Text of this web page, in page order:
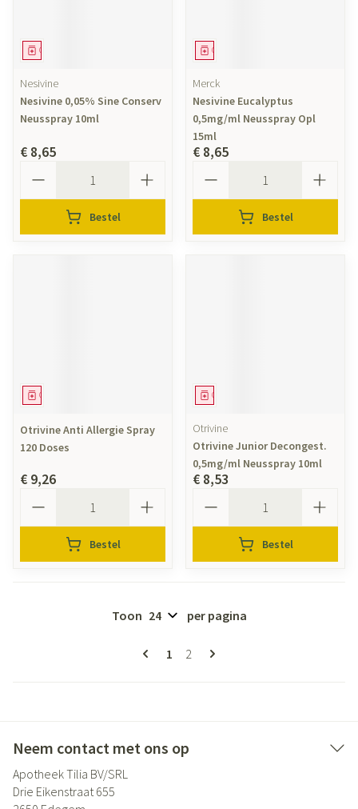
Geneesmiddel
Nesivine
Nesivine 0,05% Sine Conserv
Neusspray 10ml
€ 8,65
Bestel
Geneesmiddel
Merck
Nesivine Eucalyptus
0,5mg/ml Neusspray Opl
15ml
€ 8,65
Bestel
Geneesmiddel
Otrivine Anti Allergie Spray
120 Doses
€ 9,26
Bestel
Geneesmiddel
Otrivine
Otrivine Junior Decongest.
0,5mg/ml Neusspray 10ml
€ 8,53
Bestel
Pagina's
U lees momenteel pagina
1 Pagina
2
Toon per pagina
Neem contact met ons op
Apotheek Tilia BV/SRL
Drie Eikenstraat 655